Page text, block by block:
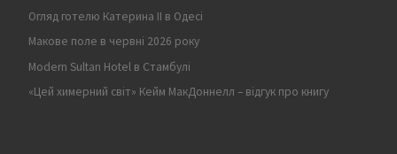
Огляд готелю Катерина II в Одесі
Макове поле в червні 2026 року
Modern Sultan Hotel в Стамбулі
«Цей химерний світ» Кейм МакДоннелл – відгук про книгу